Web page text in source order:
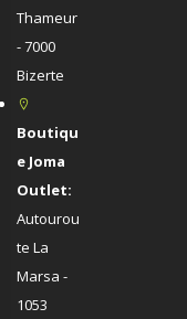
Thameur
- 7000
Bizerte
Boutiqu
e Joma
Outlet:
Autourou
te La
Marsa -
1053